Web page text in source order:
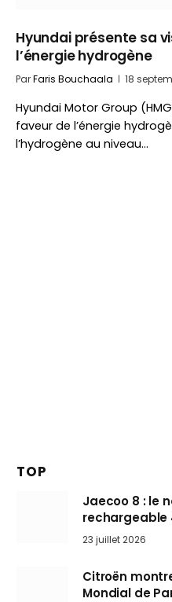
Hyundai présente sa
l’énergie hydrogène
ParFaris Bouchaala 18
Hyundai Motor Group
faveur de l’énergie
l’hydrogène au niveau…
TOP
Jaecoo 8 : le
rechargeable
arrive en
23 juillet 2026
Citroën
Mondial de